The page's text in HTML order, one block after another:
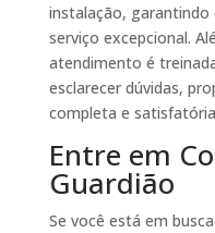
instalação, garantindo
serviço excepcional.
atendimento é
esclarecer dúvidas,
completa e
Entre em
Guardião
Se você está em